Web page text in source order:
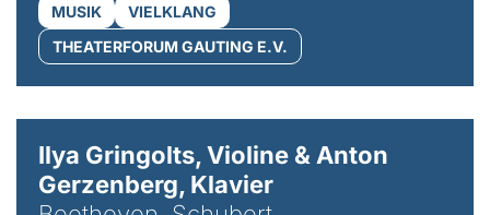
MUSIK
VIELKLANG
THEATERFORUM GAUTING E.V.
Ilya Gringolts, Violine & Anton
Gerzenberg, Klavier